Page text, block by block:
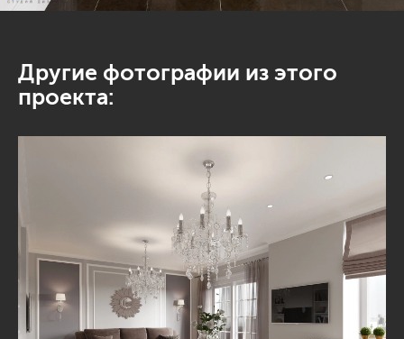
Другие фотографии из этого
проекта: